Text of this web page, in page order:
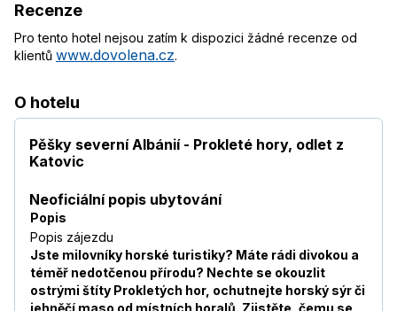
Recenze
Pro tento hotel nejsou zatím k dispozici žádné recenze od
klientů www.dovolena.cz.
O hotelu
Pěšky severní Albánií - Prokleté hory, odlet z
Katovic
Neoficiální popis ubytování
Popis
Popis zájezdu
Jste milovníky horské turistiky? Máte rádi divokou a
téměř nedotčenou přírodu? Nechte se okouzlit
ostrými štíty Prokletých hor, ochutnejte horský sýr či